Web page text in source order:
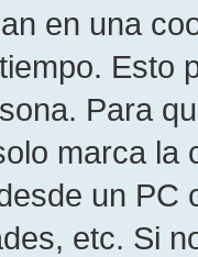
en una
Esto
Para
marca la
un PC
etc. Si